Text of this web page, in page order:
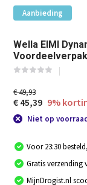
Aanbieding
Wella EIMI
€ 49,93
€ 45,39 9%
Niet op
Voor 23:30
Gratis verzending
MijnDrogist.nl